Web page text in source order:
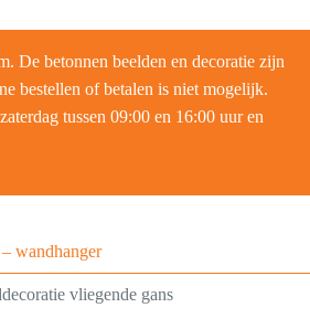
De betonnen beelden en decoratie zijn
bestellen of betalen is niet mogelijk.
tussen 09:00 en 16:00 uur en
wandhanger
vliegende gans